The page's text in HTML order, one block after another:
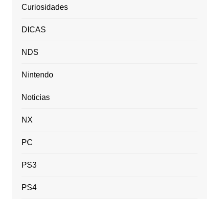
Curiosidades
DICAS
NDS
Nintendo
Noticias
NX
PC
PS3
PS4